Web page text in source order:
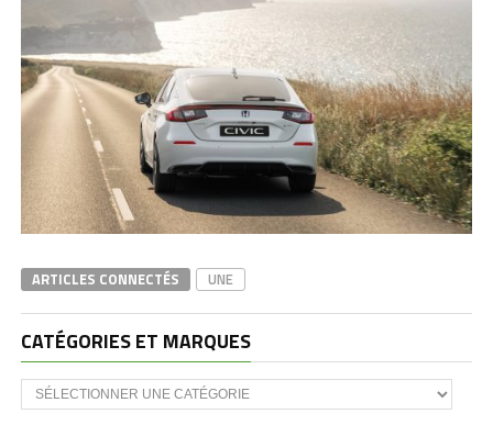
ARTICLES CONNECTÉS UNE
CATÉGORIES ET MARQUES
Catégories
et